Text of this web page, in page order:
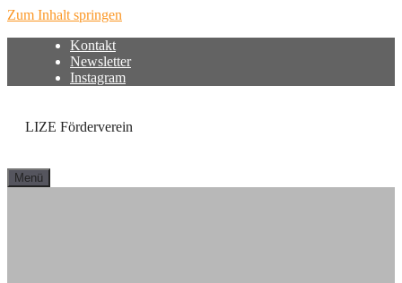
Zum Inhalt springen
Kontakt
Newsletter
Instagram
LIZE Förderverein
Menü